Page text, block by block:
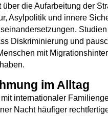
die Aufarbeitung der
Asylpolitik und innere
Diskriminierung und
mit
im Alltag
internationaler
Nacht häufiger